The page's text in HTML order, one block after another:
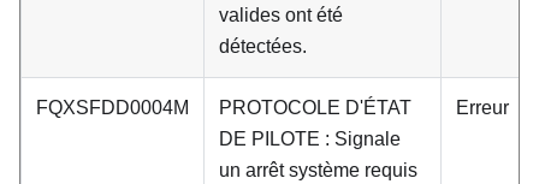
valides ont été
détectées.
FQXSFDD0004M
PROTOCOLE D'ÉTAT
DE PILOTE : Signale
un arrêt système requis
Erreur